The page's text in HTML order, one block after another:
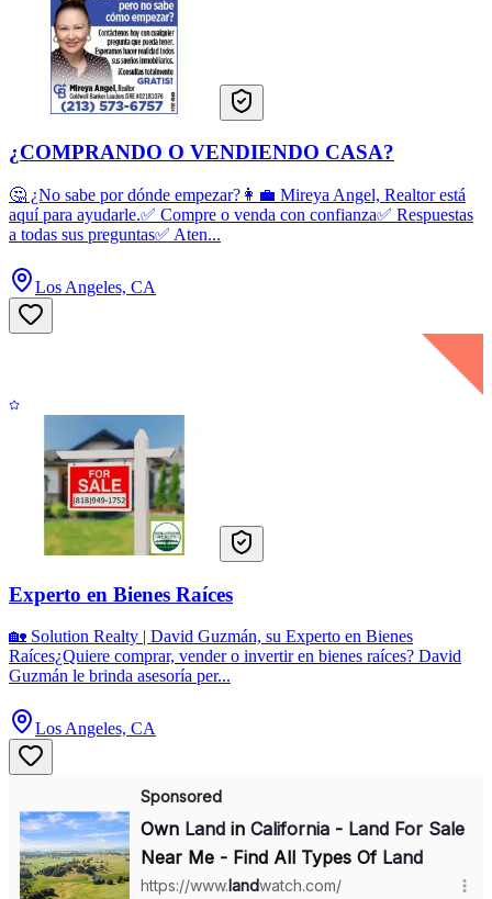
¿COMPRANDO O VENDIENDO CASA?
🤔 ¿No sabe por dónde empezar?👩‍💼 Mireya Angel, Realtor está
aquí para ayudarle.✅ Compre o venda con confianza✅ Respuestas
a todas sus preguntas✅ Aten...
Los Angeles, CA
Experto en Bienes Raíces
🏡 Solution Realty | David Guzmán, su Experto en Bienes
Raíces¿Quiere comprar, vender o invertir en bienes raíces? David
Guzmán le brinda asesoría per...
Los Angeles, CA